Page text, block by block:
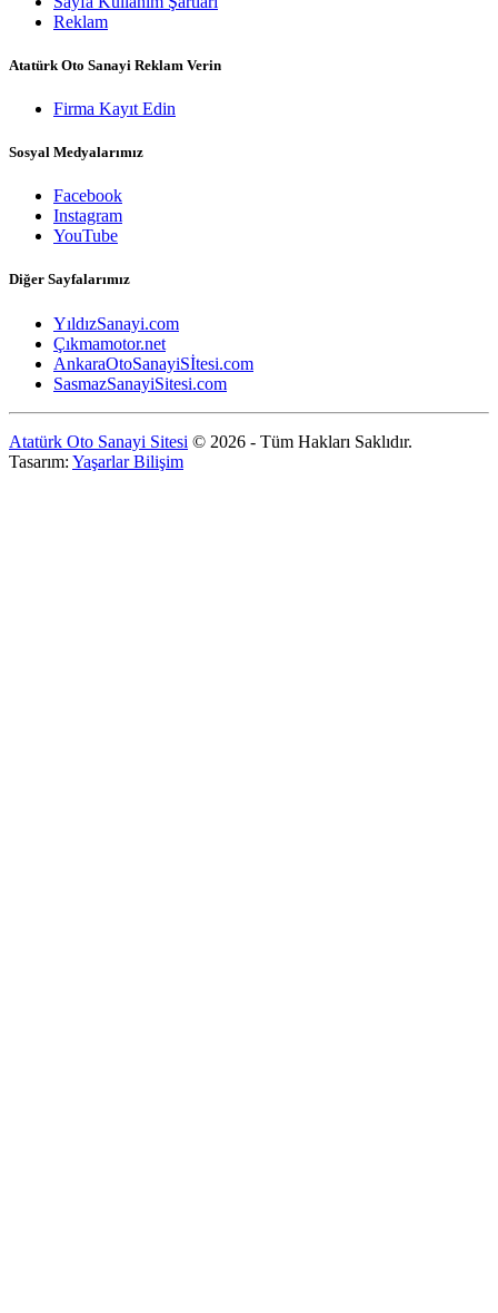
Reklam
Atatürk Oto Sanayi Reklam Verin
Firma Kayıt Edin
Sosyal Medyalarımız
Facebook
Instagram
YouTube
Diğer Sayfalarımız
YıldızSanayi.com
Çıkmamotor.net
AnkaraOtoSanayiSİtesi.com
SasmazSanayiSitesi.com
Atatürk Oto Sanayi Sitesi © 2026 - Tüm Hakları Saklıdır.
Tasarım: Yaşarlar Bilişim